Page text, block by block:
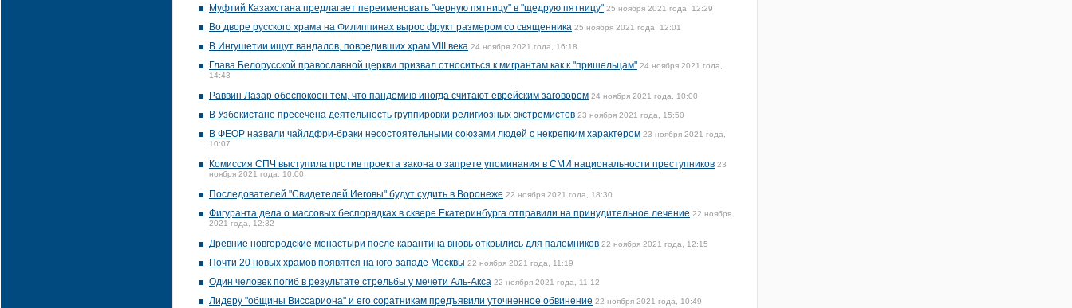
Муфтий Казахстана предлагает переименовать "черную пятницу" в "щедрую пятницу" 25 ноября 2021 года, 12:29
Во дворе русского храма на Филиппинах вырос фрукт размером со священника 25 ноября 2021 года, 12:01
В Ингушетии ищут вандалов, повредивших храм VIII века 24 ноября 2021 года, 16:18
Глава Белорусской православной церкви призвал относиться к мигрантам как к "пришельцам" 24 ноября 2021 года,
14:43
Раввин Лазар обеспокоен тем, что пандемию иногда считают еврейским заговором 24 ноября 2021 года, 10:00
В Узбекистане пресечена деятельность группировки религиозных экстремистов 23 ноября 2021 года, 15:50
В ФЕОР назвали чайлдфри-браки несостоятельными союзами людей с некрепким характером 23 ноября 2021 года,
10:07
Комиссия СПЧ выступила против проекта закона о запрете упоминания в СМИ национальности преступников 23
ноября 2021 года, 10:00
Последователей "Свидетелей Иеговы" будут судить в Воронеже 22 ноября 2021 года, 18:30
Фигуранта дела о массовых беспорядках в сквере Екатеринбурга отправили на принудительное лечение 22 ноября
2021 года, 12:32
Древние новгородские монастыри после карантина вновь открылись для паломников 22 ноября 2021 года, 12:15
Почти 20 новых храмов появятся на юго-западе Москвы 22 ноября 2021 года, 11:19
Один человек погиб в результате стрельбы у мечети Аль-Акса 22 ноября 2021 года, 11:12
Лидеру "общины Виссариона" и его соратникам предъявили уточненное обвинение 22 ноября 2021 года, 10:49